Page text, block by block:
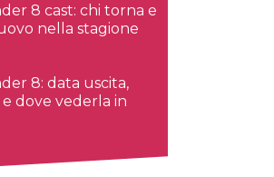
8 cast: chi torna e
nella stagione
8: data uscita,
e dove vederla in